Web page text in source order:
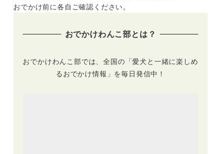
おでかけ前に各自ご確認ください。
おでかけわんこ部とは？
おでかけわんこ部では、全国の「愛犬と一緒に楽しめ
るおでかけ情報」を毎日発信中！